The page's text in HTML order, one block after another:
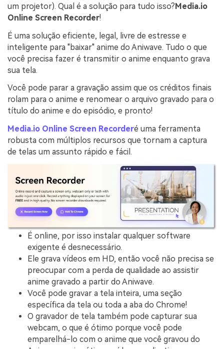
um projetor). Qual é a solução para tudo isso?Media.io
Online Screen Recorder!
É uma solução eficiente, legal, livre de estresse e
inteligente para "baixar" anime do Aniwave. Tudo o que
você precisa fazer é transmitir o anime enquanto grava
sua tela.
Você pode parar a gravação assim que os créditos finais
rolam para o anime e renomear o arquivo gravado para o
título do anime e do episódio, e pronto!
Media.io Online Screen Recorderé uma ferramenta
robusta com múltiplos recursos que tornam a captura
de telas um assunto rápido e fácil.
É online, por isso instalar qualquer software
exigente é desnecessário.
Ele grava vídeos em HD, então você não precisa se
preocupar com a perda de qualidade ao assistir
anime gravado a partir do Aniwave.
Você pode gravar a tela inteira, uma seção
específica da tela ou toda a aba do Chrome!
O gravador de tela também pode capturar sua
webcam, o que é ótimo porque você pode
emparelhá-lo com o anime que você gravou do